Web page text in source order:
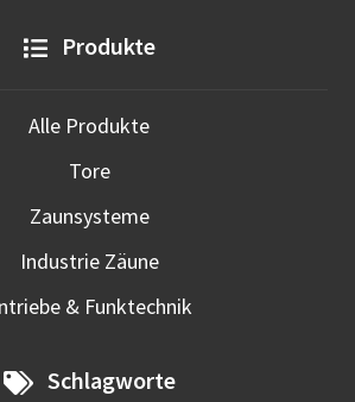
Produkte
Alle Produkte
Tore
Zaunsysteme
Industrie Zäune
& Funktechnik
Schlagworte